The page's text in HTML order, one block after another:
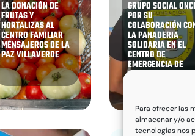
Para ofrecer las
almacenar y/o
tecnologías nos
LA DONACIÓN DE
FRUTAS Y
HORTALIZAS AL
CENTRO FAMILIAR
MENSAJEROS DE LA
PAZ VILLAVERDE
GRUPO SOCIAL
POR SU
COLABORACIÓN
LA PANADERIA
SOLIDARIA EN EL
CENTRO DE
EMERGENCIA DE
CARACAS